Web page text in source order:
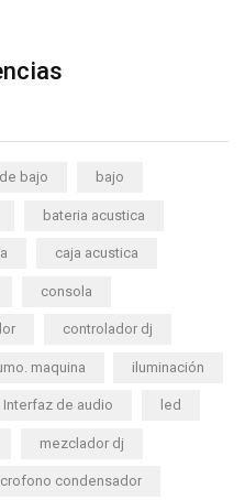
bajo bajo
bateria acustica
caja acustica
consola
controlador dj
maquina iluminación
Interfaz de audio led
mezclador dj
condensador